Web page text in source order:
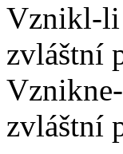
Vznikl-li
zvláštní
zvláštní